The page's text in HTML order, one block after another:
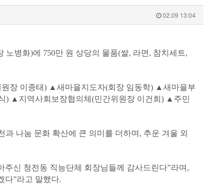
02.09 13:04
병화)에 750만 원 상당의 물품(쌀, 라면, 참치세트,
장 이종태) ▲새마을지도자(회장 임동학) ▲새마을부
▲지역사회보장협의체(민간위원장 이건희) ▲주민
나눔 문화 확산에 큰 의미를 더하며, 추운 겨울 외
신 청전동 직능단체 회장님들께 감사드린다”라며,
다”라고 말했다.